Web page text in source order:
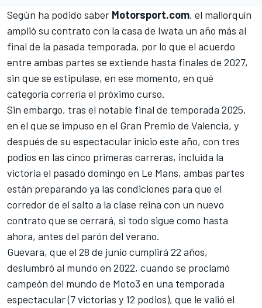
Según ha podido saber Motorsport.com, el mallorquín
amplió su contrato con la casa de Iwata un año más al
final de la pasada temporada, por lo que el acuerdo
entre ambas partes se extiende hasta finales de 2027,
sin que se estipulase, en ese momento, en qué
categoría correría el próximo curso.
Sin embargo, tras el notable final de temporada 2025,
en el que se impuso en el Gran Premio de Valencia, y
después de su espectacular inicio este año, con tres
podios en las cinco primeras carreras, incluida la
victoria el pasado domingo en Le Mans, ambas partes
están preparando ya las condiciones para que el
corredor de el salto a la clase reina con un nuevo
contrato que se cerrará, si todo sigue como hasta
ahora, antes del parón del verano.
Guevara, que el 28 de junio cumplirá 22 años,
deslumbró al mundo en 2022, cuando se proclamó
campeón del mundo de Moto3 en una temporada
espectacular (7 victorias y 12 podios), que le valió el